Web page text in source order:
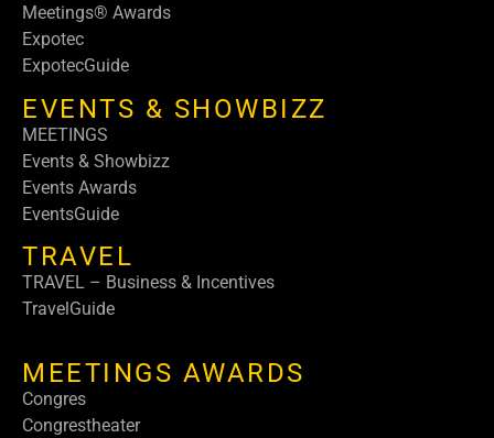
Meetings® Awards
Expotec
ExpotecGuide
EVENTS & SHOWBIZZ
MEETINGS
Events & Showbizz
Events Awards
EventsGuide
TRAVEL
TRAVEL – Business & Incentives
TravelGuide
MEETINGS AWARDS
Congres
Congrestheater